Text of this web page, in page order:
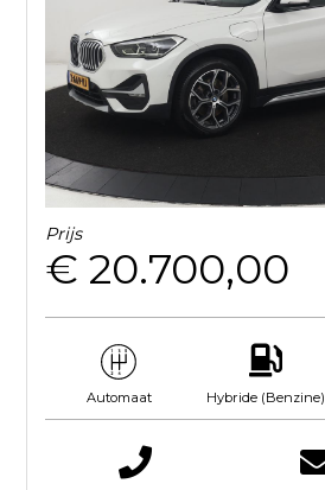
Prijs
€ 20.700,00
Automaat Hybride (Benzine)